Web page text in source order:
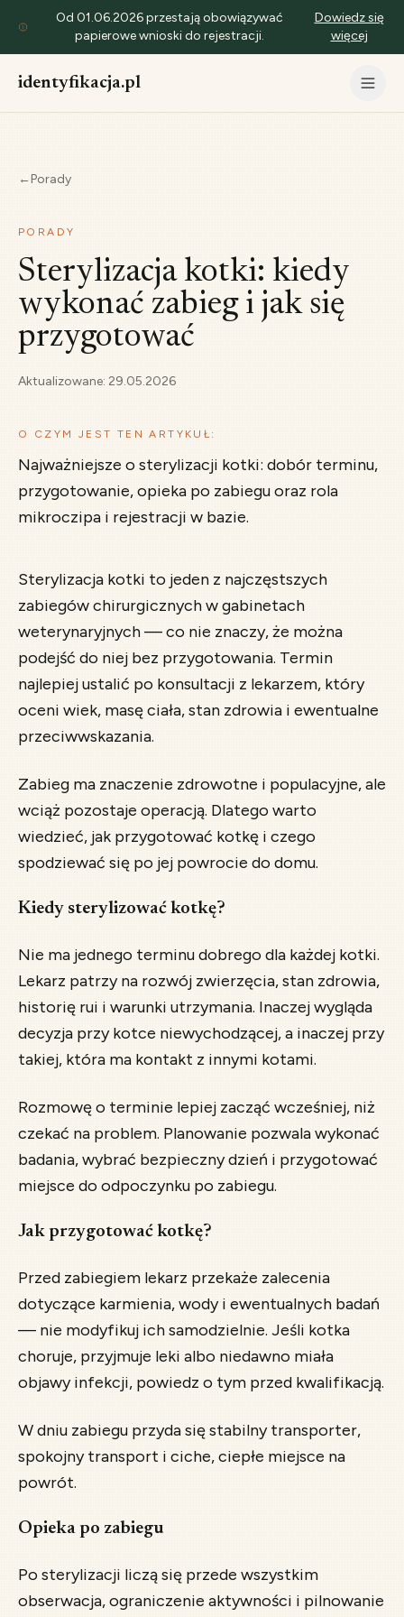
Od 01.06.2026 przestają obowiązywać
papierowe wnioski do rejestracji.
Dowiedz się
więcej
identyfikacja.pl
← Porady
PORADY
Sterylizacja kotki: kiedy
wykonać zabieg i jak się
przygotować
Aktualizowane: 29.05.2026
O CZYM JEST TEN ARTYKUŁ:
Najważniejsze o sterylizacji kotki: dobór terminu,
przygotowanie, opieka po zabiegu oraz rola
mikroczipa i rejestracji w bazie.
Sterylizacja kotki to jeden z najczęstszych
zabiegów chirurgicznych w gabinetach
weterynaryjnych — co nie znaczy, że można
podejść do niej bez przygotowania. Termin
najlepiej ustalić po konsultacji z lekarzem, który
oceni wiek, masę ciała, stan zdrowia i ewentualne
przeciwwskazania.
Zabieg ma znaczenie zdrowotne i populacyjne, ale
wciąż pozostaje operacją. Dlatego warto
wiedzieć, jak przygotować kotkę i czego
spodziewać się po jej powrocie do domu.
Kiedy sterylizować kotkę?
Nie ma jednego terminu dobrego dla każdej kotki.
Lekarz patrzy na rozwój zwierzęcia, stan zdrowia,
historię rui i warunki utrzymania. Inaczej wygląda
decyzja przy kotce niewychodzącej, a inaczej przy
takiej, która ma kontakt z innymi kotami.
Rozmowę o terminie lepiej zacząć wcześniej, niż
czekać na problem. Planowanie pozwala wykonać
badania, wybrać bezpieczny dzień i przygotować
miejsce do odpoczynku po zabiegu.
Jak przygotować kotkę?
Przed zabiegiem lekarz przekaże zalecenia
dotyczące karmienia, wody i ewentualnych badań
— nie modyfikuj ich samodzielnie. Jeśli kotka
choruje, przyjmuje leki albo niedawno miała
objawy infekcji, powiedz o tym przed kwalifikacją.
W dniu zabiegu przyda się stabilny transporter,
spokojny transport i ciche, ciepłe miejsce na
powrót.
Opieka po zabiegu
Po sterylizacji liczą się przede wszystkim
obserwacja, ograniczenie aktywności i pilnowanie